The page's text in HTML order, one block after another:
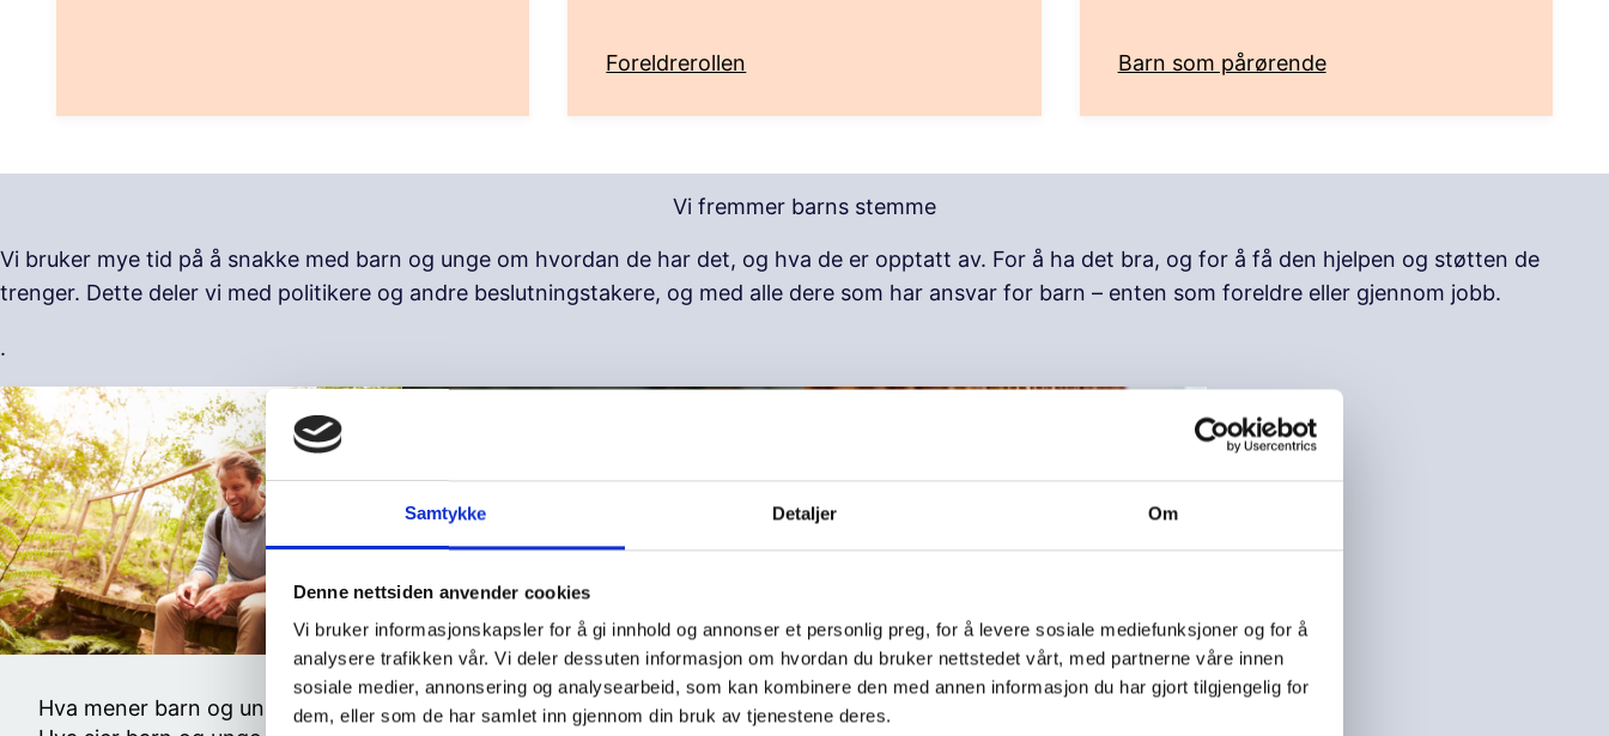
Samtykke Detaljer Om
Denne nettsiden anvender cookies
Vi bruker informasjonskapsler for å gi innhold og annonser et personlig preg, for å levere sosiale mediefunksjoner og for å
analysere trafikken vår. Vi deler dessuten informasjon om hvordan du bruker nettstedet vårt, med partnerne våre innen
sosiale medier, annonsering og analysearbeid, som kan kombinere den med annen informasjon du har gjort tilgjengelig for
dem, eller som de har samlet inn gjennom din bruk av tjenestene deres.
Foreldrerollen Barn som pårørende
Vi fremmer barns stemme
Vi bruker mye tid på å snakke med barn og unge om hvordan de har det, og hva de er opptatt av. For å ha det bra, og for å få den hjelpen og støtten de
trenger. Dette deler vi med politikere og andre beslutningstakere, og med alle dere som har ansvar for barn – enten som foreldre eller gjennom jobb.
.
Hva mener barn og unge
Nyheter
Hva mener barn og unge